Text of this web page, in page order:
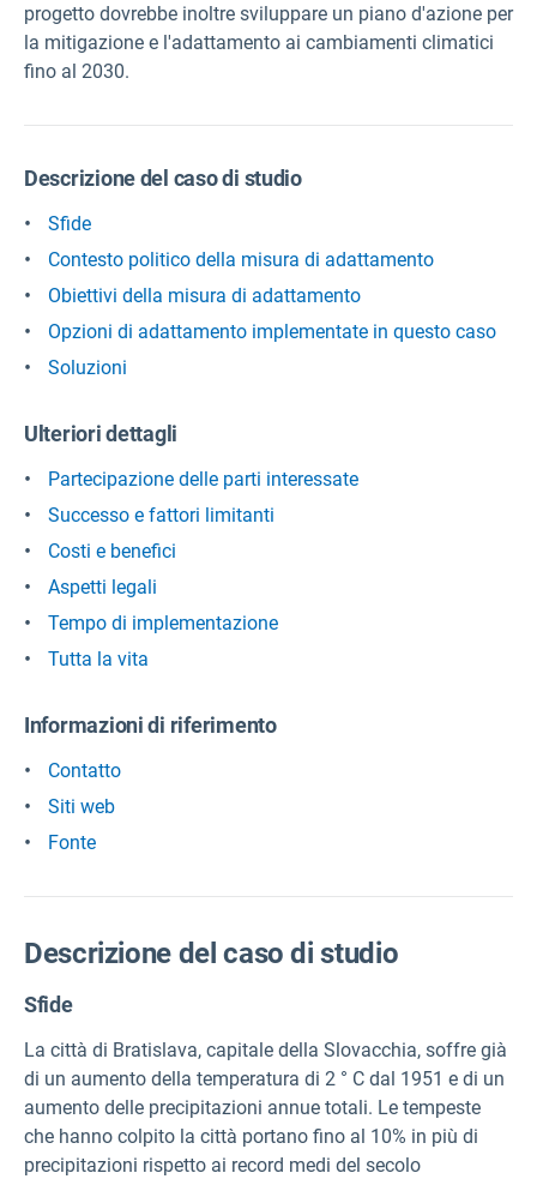
progetto dovrebbe inoltre sviluppare un piano d'azione per
la mitigazione e l'adattamento ai cambiamenti climatici
fino al 2030.
Descrizione del caso di studio
Sfide
Contesto politico della misura di adattamento
Obiettivi della misura di adattamento
Opzioni di adattamento implementate in questo caso
Soluzioni
Ulteriori dettagli
Partecipazione delle parti interessate
Successo e fattori limitanti
Costi e benefici
Aspetti legali
Tempo di implementazione
Tutta la vita
Informazioni di riferimento
Contatto
Siti web
Fonte
Descrizione del caso di studio
Sfide
La città di Bratislava, capitale della Slovacchia, soffre già
di un aumento della temperatura di 2 ° C dal 1951 e di un
aumento delle precipitazioni annue totali. Le tempeste
che hanno colpito la città portano fino al 10% in più di
precipitazioni rispetto ai record medi del secolo